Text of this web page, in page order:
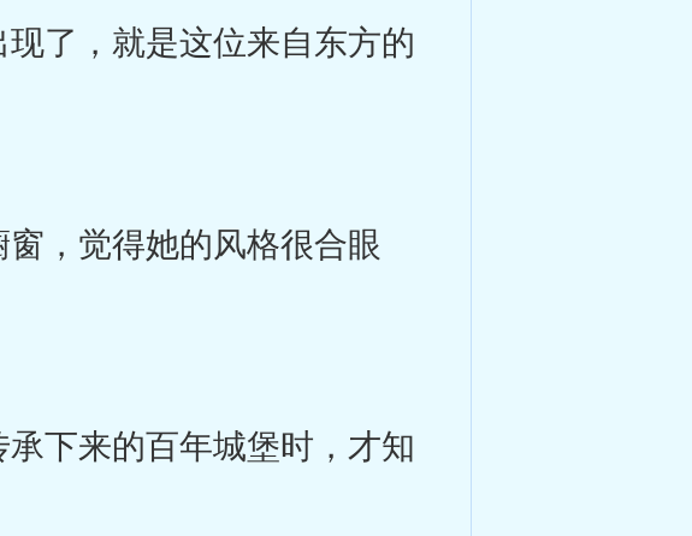
了，就是这位来自东方的
，觉得她的风格很合眼
下来的百年城堡时，才知